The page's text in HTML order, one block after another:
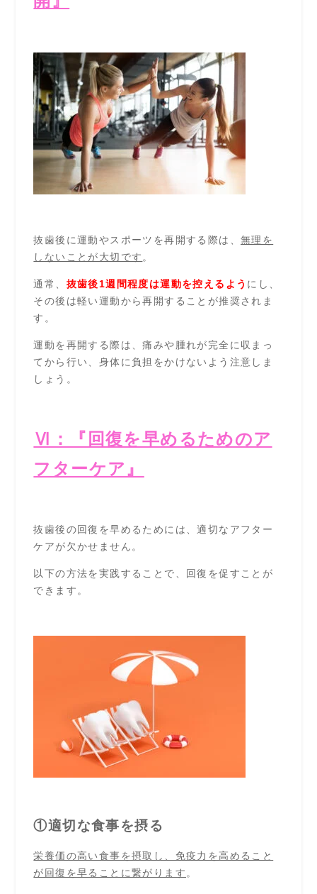
抜歯後に運動やスポーツを再開する際は、 無理を
しないことが大切です 。
通常、 抜歯後1週間程度は運動を控えるよう にし、
その後は軽い運動から再開することが推奨されま
す。
運動を再開する際は、痛みや腫れが完全に収まっ
てから行い、身体に負担をかけないよう注意しま
しょう。
Ⅵ：『回復を早めるためのア
フターケア』
抜歯後の回復を早めるためには、適切なアフター
ケアが欠かせません。
以下の方法を実践することで、回復を促すことが
できます。
①適切な食事を摂る
栄養価の高い食事を摂取し、免疫力を高めること
が回復を早ることに繋がります 。